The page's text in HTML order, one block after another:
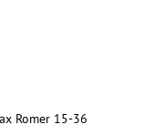
Romer 15-36